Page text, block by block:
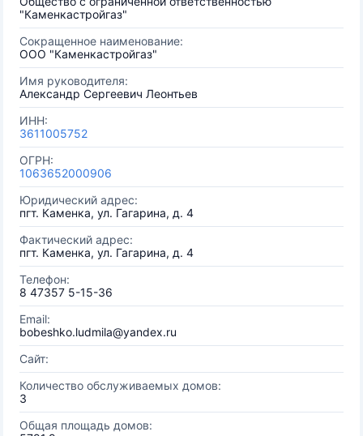
"Каменкастройгаз"
Сокращенное наименование:
ООО "Каменкастройгаз"
Имя руководителя:
Александр Сергеевич Леонтьев
ИНН:
3611005752
ОГРН:
1063652000906
Юридический адрес:
пгт. Каменка, ул. Гагарина, д. 4
Фактический адрес:
пгт. Каменка, ул. Гагарина, д. 4
Телефон:
8 47357 5-15-36
Email:
bobeshko.ludmila@yandex.ru
Сайт:
Количество обслуживаемых домов:
3
Общая площадь домов: